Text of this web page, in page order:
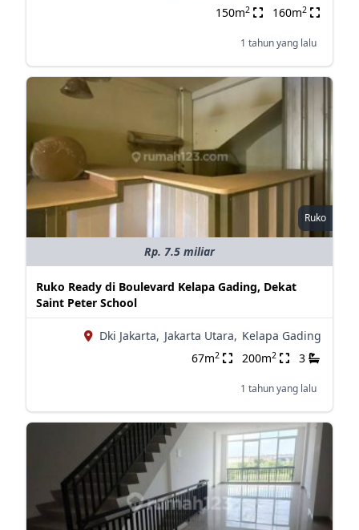
150m2 160m2
1 tahun yang lalu
Ruko
Rp. 7.5 miliar
Ruko Ready di Boulevard Kelapa Gading, Dekat
Saint Peter School
Dki Jakarta, Jakarta Utara, Kelapa Gading
67m2 200m2 3
1 tahun yang lalu